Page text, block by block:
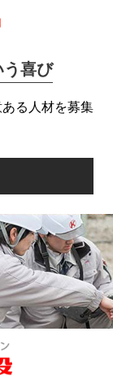
う喜び
る人材を募集